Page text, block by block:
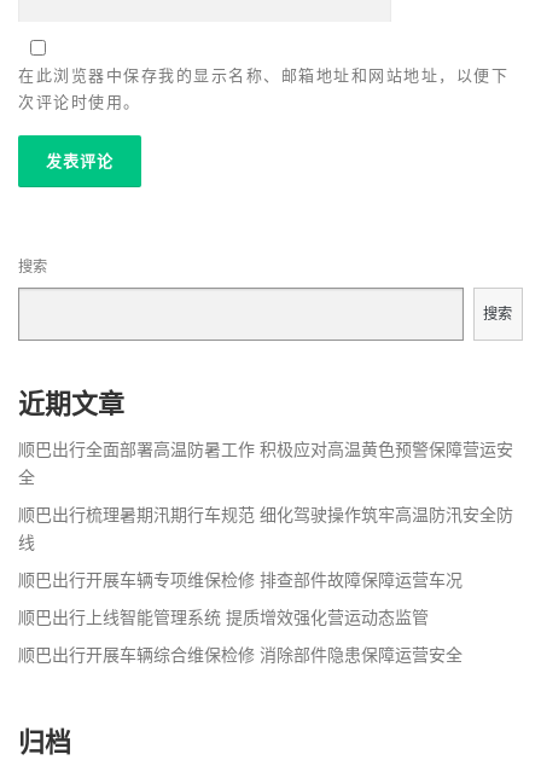
在此浏览器中保存我的显示名称、邮箱地址和网站地址，以便下
次评论时使用。
搜索
搜索
近期文章
顺巴出行全面部署高温防暑工作 积极应对高温黄色预警保障营运安
全
顺巴出行梳理暑期汛期行车规范 细化驾驶操作筑牢高温防汛安全防
线
顺巴出行开展车辆专项维保检修 排查部件故障保障运营车况
顺巴出行上线智能管理系统 提质增效强化营运动态监管
顺巴出行开展车辆综合维保检修 消除部件隐患保障运营安全
归档